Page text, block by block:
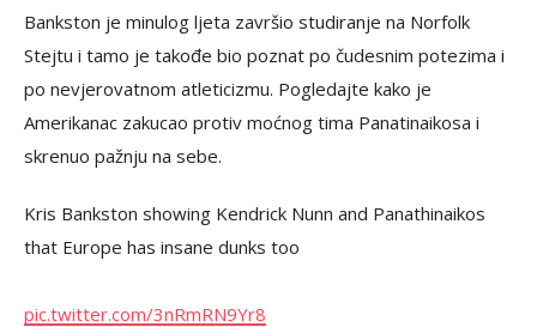
Bankston je minulog ljeta završio studiranje na Norfolk
Stejtu i tamo je takođe bio poznat po čudesnim potezima i
po nevjerovatnom atleticizmu. Pogledajte kako je
Amerikanac zakucao protiv moćnog tima Panatinaikosa i
skrenuo pažnju na sebe.
Kris Bankston showing Kendrick Nunn and Panathinaikos
that Europe has insane dunks too
pic.twitter.com/3nRmRN9Yr8